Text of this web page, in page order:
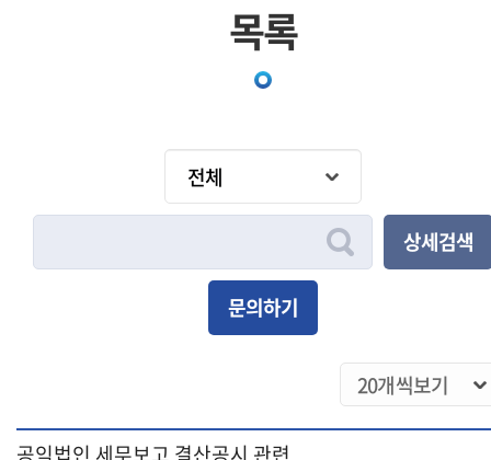
목록
상세검색
문의하기
공익법인 세무보고 결산공시 관련